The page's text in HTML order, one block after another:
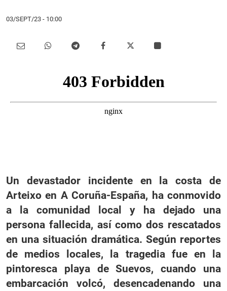
03/SEPT/23 - 10:00
Un devastador incidente en la costa de
Arteixo en A Coruña-España, ha conmovido
a la comunidad local y ha dejado una
persona fallecida, así como dos rescatados
en una situación dramática. Según reportes
de medios locales, la tragedia fue en la
pintoresca playa de Suevos, cuando una
embarcación volcó, desencadenando una